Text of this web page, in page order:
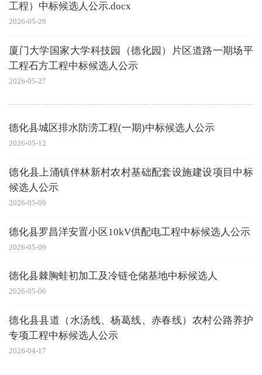
工程）中标候选人公示.docx
2026-05-29
厦门大学国家大学科技园（德化园）片区道路一期场平
工程石方工程中标候选人公示
2026-05-27
德化县城区排水防涝工程(一期)中标候选人公示
2026-05-12
德化县上涌镇伴林新村农村基础配套设施建设项目中标
候选人公示
2026-05-09
德化县罗昌洋安置小区10kV供配电工程中标候选人公示
2026-05-09
德化县棘胸蛙初加工及冷链仓储基地中标候选人
2026-05-06
德化县县道（水汤线、杨葛线、赤春线）农村公路养护
专项工程中标候选人公示
2026-04-17